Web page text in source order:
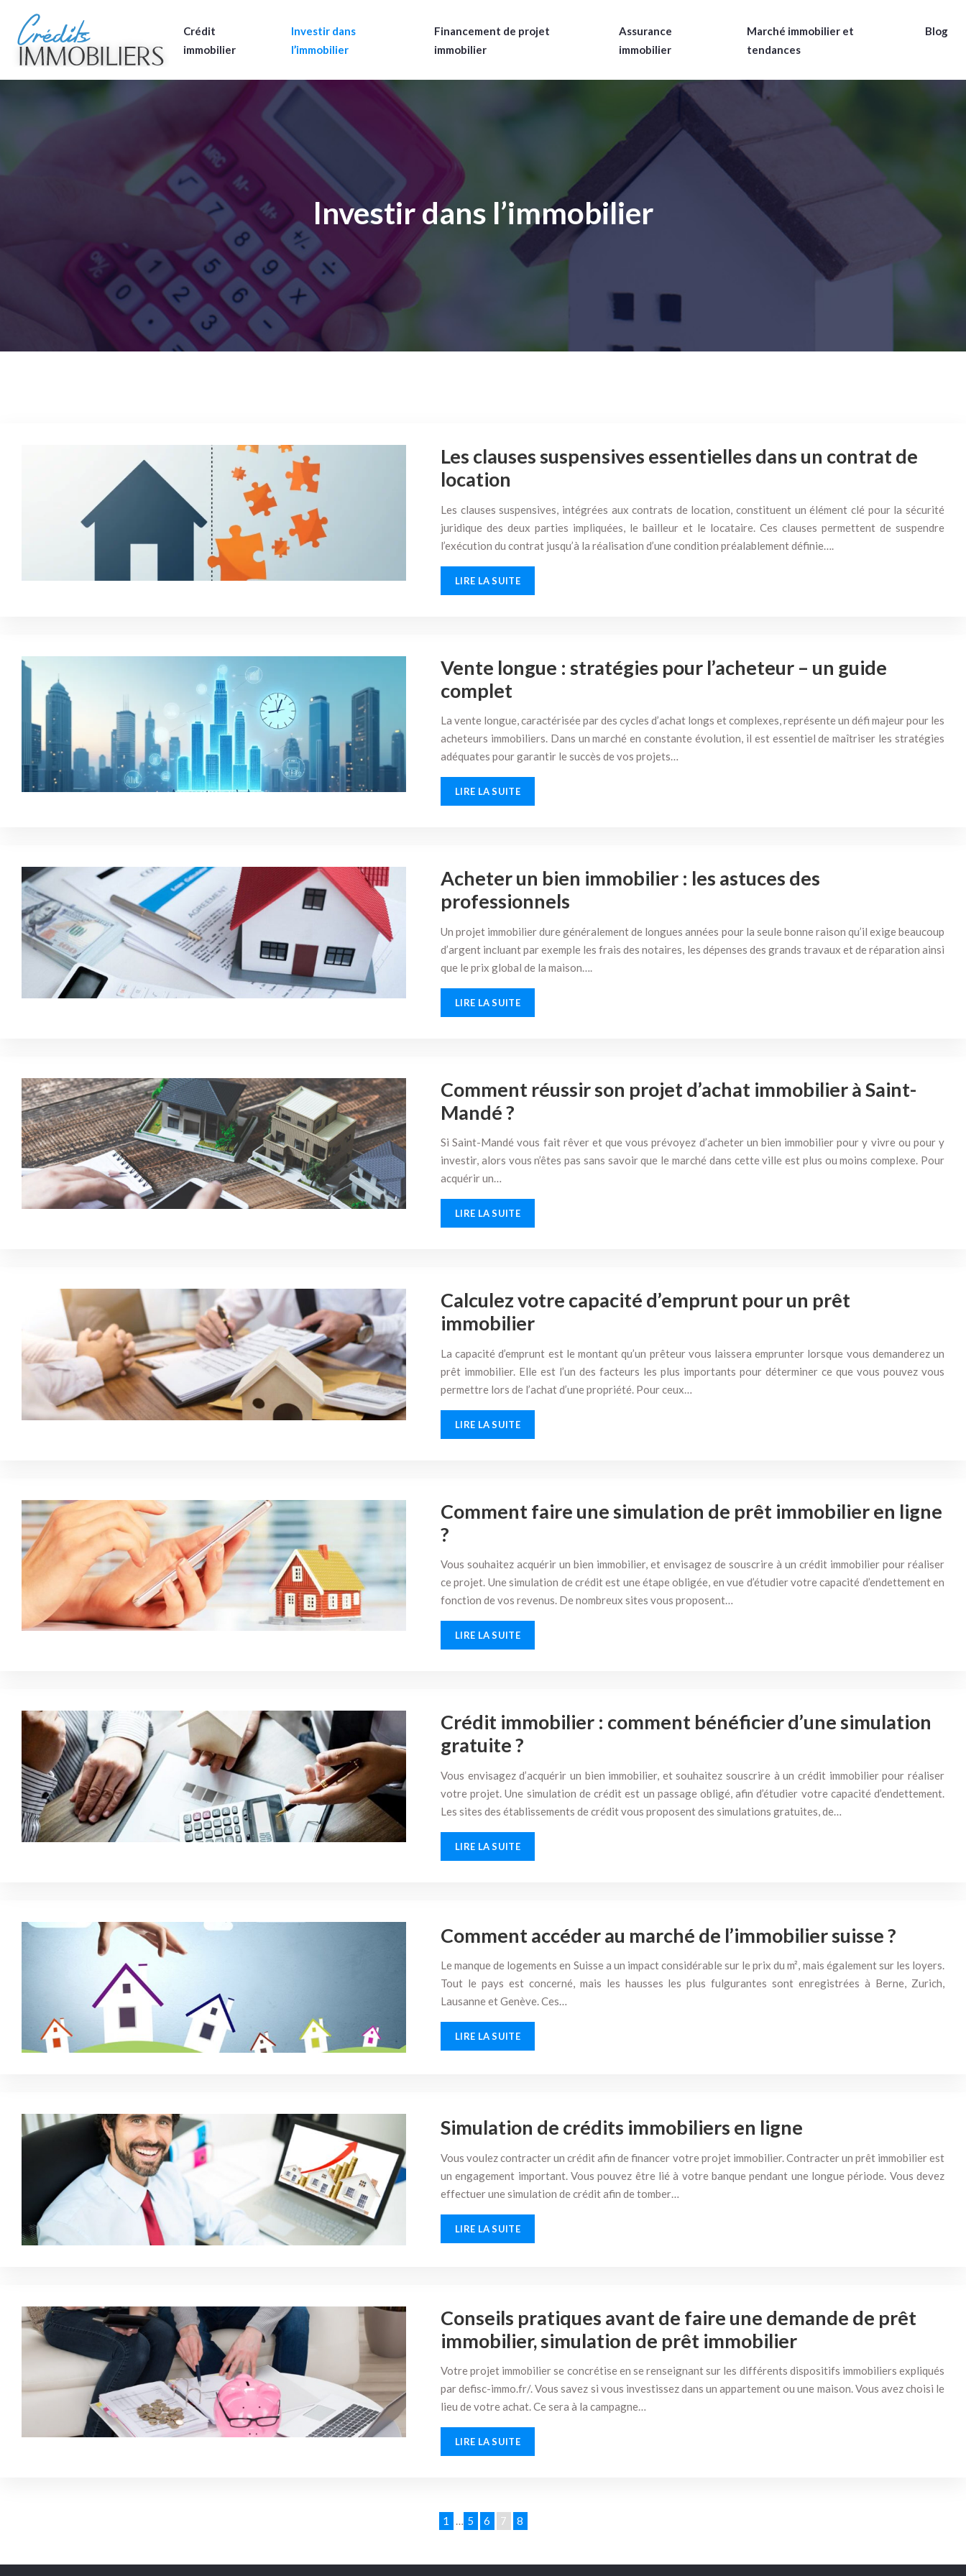
Crédit
immobilier
Investir dans
l’immobilier
Financement de projet
immobilier
Assurance
immobilier
Marché immobilier et
tendances
Blog
Investir dans l’immobilier
Les clauses suspensives essentielles dans un contrat de
location
Les clauses suspensives, intégrées aux contrats de location, constituent un élément clé pour la sécurité
juridique des deux parties impliquées, le bailleur et le locataire. Ces clauses permettent de suspendre
l’exécution du contrat jusqu’à la réalisation d’une condition préalablement définie….
LIRE LA SUITE
Vente longue : stratégies pour l’acheteur – un guide
complet
La vente longue, caractérisée par des cycles d’achat longs et complexes, représente un défi majeur pour les
acheteurs immobiliers. Dans un marché en constante évolution, il est essentiel de maîtriser les stratégies
adéquates pour garantir le succès de vos projets…
LIRE LA SUITE
Acheter un bien immobilier : les astuces des
professionnels
Un projet immobilier dure généralement de longues années pour la seule bonne raison qu’il exige beaucoup
d’argent incluant par exemple les frais des notaires, les dépenses des grands travaux et de réparation ainsi
que le prix global de la maison….
LIRE LA SUITE
Comment réussir son projet d’achat immobilier à Saint-
Mandé ?
Si Saint-Mandé vous fait rêver et que vous prévoyez d’acheter un bien immobilier pour y vivre ou pour y
investir, alors vous n’êtes pas sans savoir que le marché dans cette ville est plus ou moins complexe. Pour
acquérir un…
LIRE LA SUITE
Calculez votre capacité d’emprunt pour un prêt
immobilier
La capacité d’emprunt est le montant qu’un prêteur vous laissera emprunter lorsque vous demanderez un
prêt immobilier. Elle est l’un des facteurs les plus importants pour déterminer ce que vous pouvez vous
permettre lors de l’achat d’une propriété. Pour ceux…
LIRE LA SUITE
Comment faire une simulation de prêt immobilier en ligne
?
Vous souhaitez acquérir un bien immobilier, et envisagez de souscrire à un crédit immobilier pour réaliser
ce projet. Une simulation de crédit est une étape obligée, en vue d’étudier votre capacité d’endettement en
fonction de vos revenus. De nombreux sites vous proposent…
LIRE LA SUITE
Crédit immobilier : comment bénéficier d’une simulation
gratuite ?
Vous envisagez d’acquérir un bien immobilier, et souhaitez souscrire à un crédit immobilier pour réaliser
votre projet. Une simulation de crédit est un passage obligé, afin d’étudier votre capacité d’endettement.
Les sites des établissements de crédit vous proposent des simulations gratuites, de…
LIRE LA SUITE
Comment accéder au marché de l’immobilier suisse ?
Le manque de logements en Suisse a un impact considérable sur le prix du m², mais également sur les loyers.
Tout le pays est concerné, mais les hausses les plus fulgurantes sont enregistrées à Berne, Zurich,
Lausanne et Genève. Ces…
LIRE LA SUITE
Simulation de crédits immobiliers en ligne
Vous voulez contracter un crédit afin de financer votre projet immobilier. Contracter un prêt immobilier est
un engagement important. Vous pouvez être lié à votre banque pendant une longue période. Vous devez
effectuer une simulation de crédit afin de tomber…
LIRE LA SUITE
Conseils pratiques avant de faire une demande de prêt
immobilier, simulation de prêt immobilier
Votre projet immobilier se concrétise en se renseignant sur les différents dispositifs immobiliers expliqués
par defisc-immo.fr/. Vous savez si vous investissez dans un appartement ou une maison. Vous avez choisi le
lieu de votre achat. Ce sera à la campagne…
LIRE LA SUITE
1 … 5 6 7 8